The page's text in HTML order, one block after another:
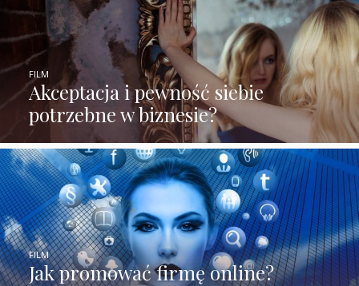
Akceptacja i pewność siebie
potrzebne w biznesie?
FILM
Jak promować firmę online?
FILM